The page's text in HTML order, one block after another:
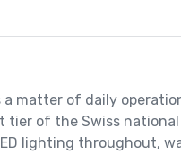
a matter of daily
of the Swiss
lighting throughout,